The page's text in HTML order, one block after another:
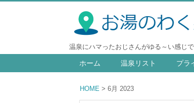
温泉にハマったおじさんがゆる～い感じ
ホーム 温泉リスト プラ
HOME 6月 2023